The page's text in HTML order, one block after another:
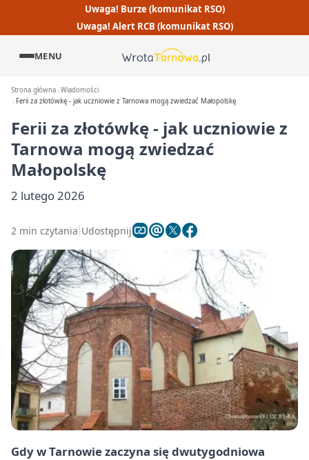
Uwaga! Burze (komunikat RSO)
Uwaga! Alert RCB (komunikat RSO)
MENU
Strona główna Wiadomości
Ferii za złotówkę - jak uczniowie z Tarnowa mogą zwiedzać Małopolskę
Ferii za złotówkę - jak uczniowie z
Tarnowa mogą zwiedzać
Małopolskę
2 lutego 2026
2 min czytania Udostępnij
Gdy w Tarnowie zaczyna się dwutygodniowa